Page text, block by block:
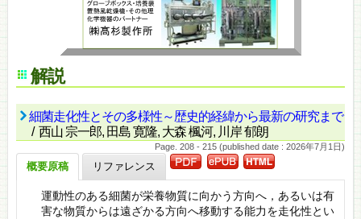
解説
細菌走化性とその多様性～歴史的経緯から最新の研究まで
/ 西山 宗一郎, 田島 寛隆, 大森 楓河, 川岸 郁朗
Page. 208 - 215 (published date : 2026年7月1日)
概要原稿 リファレンス
運動性のある細菌が栄養物質に向かう方向へ，あるいは有
害な物質からは遠ざかる方向へ移動する能力を走化性とい